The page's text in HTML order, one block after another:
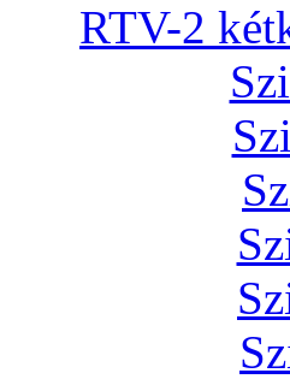
RTV-2